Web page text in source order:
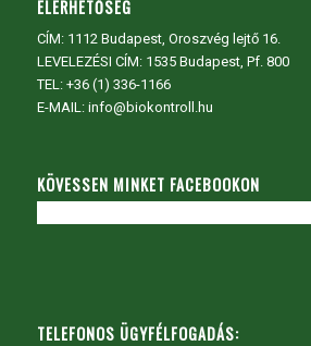
ELÉRHETŐSÉG
CÍM: 1112 Budapest, Oroszvég lejtő 16.
LEVELEZÉSI CÍM: 1535 Budapest, Pf. 800
TEL: +36 (1) 336-1166
E-MAIL: info@biokontroll.hu
KÖVESSEN MINKET FACEBOOKON
TELEFONOS ÜGYFÉLFOGADÁS: